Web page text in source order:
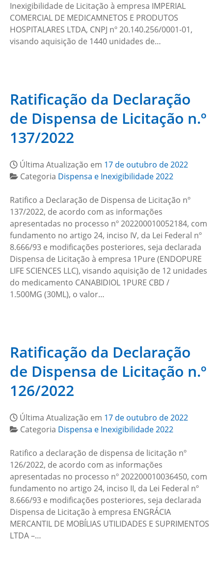
Inexigibilidade de Licitação à empresa IMPERIAL
COMERCIAL DE MEDICAMNETOS E PRODUTOS
HOSPITALARES LTDA, CNPJ nº 20.140.256/0001-01,
visando aquisição de 1440 unidades de…
Ratificação da Declaração
de Dispensa de Licitação n.º
137/2022
Última Atualização em 17 de outubro de 2022
Categoria Dispensa e Inexigibilidade 2022
Ratifico a Declaração de Dispensa de Licitação nº
137/2022, de acordo com as informações
apresentadas no processo nº 202200010052184, com
fundamento no artigo 24, inciso IV, da Lei Federal nº
8.666/93 e modificações posteriores, seja declarada
Dispensa de Licitação à empresa 1Pure (ENDOPURE
LIFE SCIENCES LLC), visando aquisição de 12 unidades
do medicamento CANABIDIOL 1PURE CBD /
1.500MG (30ML), o valor…
Ratificação da Declaração
de Dispensa de Licitação n.º
126/2022
Última Atualização em 17 de outubro de 2022
Categoria Dispensa e Inexigibilidade 2022
Ratifico a declaração de dispensa de licitação nº
126/2022, de acordo com as informações
apresentadas no processo nº 202200010036450, com
fundamento no artigo 24, inciso II, da Lei Federal nº
8.666/93 e modificações posteriores, seja declarada
Dispensa de Licitação à empresa ENGRÁCIA
MERCANTIL DE MOBÍLIAS UTILIDADES E SUPRIMENTOS
LTDA –…